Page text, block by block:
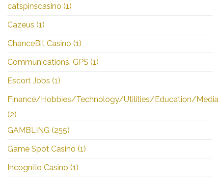
catspinscasino (1)
Cazeus (1)
ChanceBit Casino (1)
Communications, GPS (1)
Escort Jobs (1)
Finance/Hobbies/Technology/Utilities/Education/Media
(2)
GAMBLING (255)
Game Spot Casino (1)
Incognito Casino (1)